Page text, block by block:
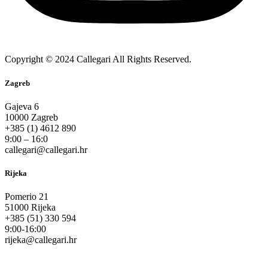
Copyright © 2024 Callegari All Rights Reserved.
Zagreb
Gajeva 6
10000 Zagreb
+385 (1) 4612 890
9:00 – 16:0
callegari@callegari.hr
Rijeka
Pomerio 21
51000 Rijeka
+385 (51) 330 594
9:00-16:00
rijeka@callegari.hr